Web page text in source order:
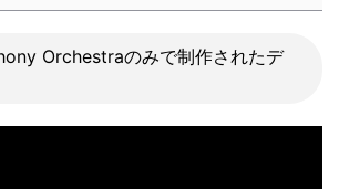
Orchestraのみで制作されたデ